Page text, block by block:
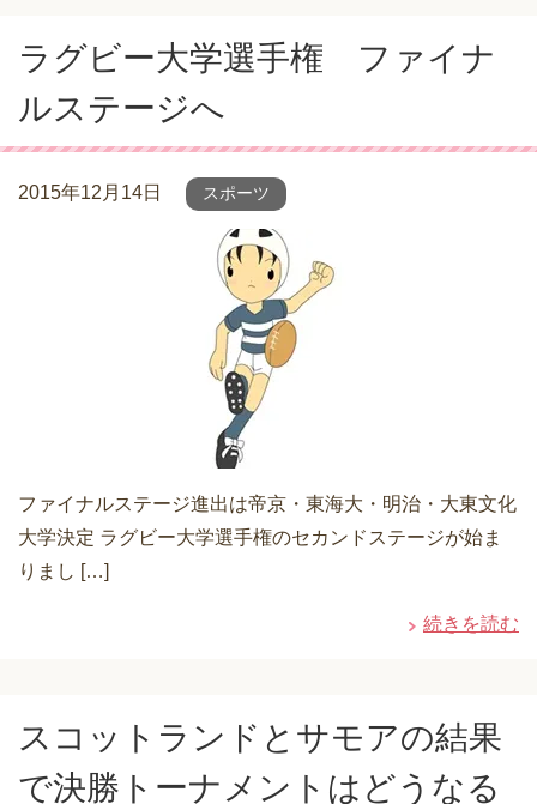
ラグビー大学選手権 ファイナ
ルステージへ
2015年12月14日 スポーツ
ファイナルステージ進出は帝京・東海大・明治・大東文化
大学決定 ラグビー大学選手権のセカンドステージが始ま
りまし […]
続きを読む
スコットランドとサモアの結果
で決勝トーナメントはどうなる